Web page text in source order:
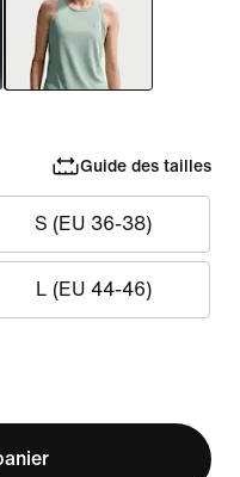
Guide des tailles
S (EU 36-38)
L (EU 44-46)